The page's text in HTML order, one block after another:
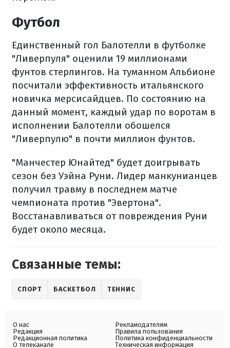
Футбол
Единственный гол Балотелли в футболке
"Ливерпуля" оценили 19 миллионами
фунтов стерлингов. На туманном Альбионе
посчитали эффективность итальянского
новичка мерсисайдцев. По состоянию на
данный момент, каждый удар по воротам в
исполнении Балотелли обошелся
"Ливерпулю" в почти миллион фунтов.
"Манчестер Юнайтед" будет доигрывать
сезон без Уэйна Руни. Лидер манкунианцев
получил травму в последнем матче
чемпионата против "Эвертона".
Восстанавливаться от повреждения Руни
будет около месяца.
Связанные темы:
СПОРТ БАСКЕТБОЛ ТЕННИС
О нас
Редакция
Редакционная политика
О телеканале
Рекламодателям
Правила пользования
Политика конфиденциальности
Техническая информация